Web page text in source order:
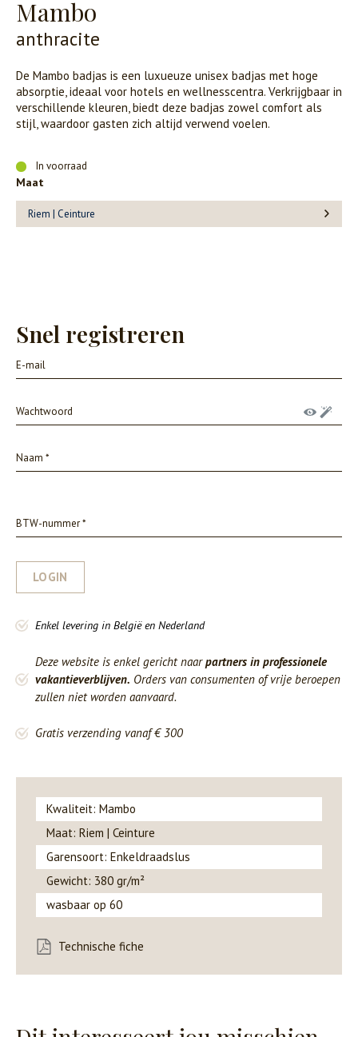
Mambo
anthracite
De Mambo badjas is een luxueuze unisex badjas met hoge
absorptie, ideaal voor hotels en wellnesscentra. Verkrijgbaar in
verschillende kleuren, biedt deze badjas zowel comfort als
stijl, waardoor gasten zich altijd verwend voelen.
In voorraad
Maat
Riem | Ceinture
Snel registreren
LOGIN
Enkel levering in België en Nederland
Deze website is enkel gericht naarpartners in professionele
vakantieverblijven. Orders van consumenten of vrije beroepen
zullen niet worden aanvaard.
Gratis verzending vanaf € 300
Kwaliteit: Mambo
Maat: Riem | Ceinture
Garensoort: Enkeldraadslus
Gewicht: 380 gr/m²
wasbaar op 60
Technische fiche